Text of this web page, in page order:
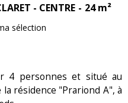
- CENTRE 24 m²
sélection
4 personnes et situé au
la résidence "Prariond A", à